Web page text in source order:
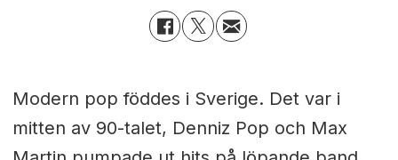
Modern pop föddes i Sverige. Det var i
mitten av 90-talet, Denniz Pop och Max